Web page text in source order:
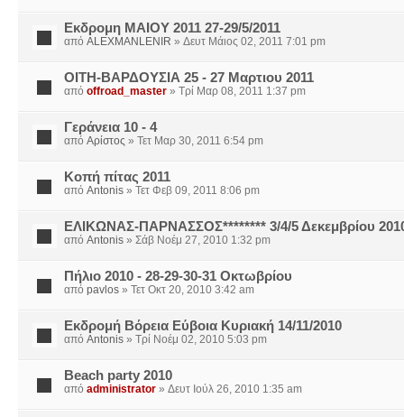
Εκδρομη ΜΑΙΟΥ 2011 27-29/5/2011
από ALEXMANLENIR » Δευτ Μάιος 02, 2011 7:01 pm
ΟΙΤΗ-ΒΑΡΔΟΥΣΙΑ 25 - 27 Μαρτιου 2011
από offroad_master » Τρί Μαρ 08, 2011 1:37 pm
Γεράνεια 10 - 4
από Αρίστος » Τετ Μαρ 30, 2011 6:54 pm
Κοπή πίτας 2011
από Antonis » Τετ Φεβ 09, 2011 8:06 pm
ΕΛΙΚΩΝΑΣ-ΠΑΡΝΑΣΣΟΣ******** 3/4/5 Δεκεμβρίου
από Antonis » Σάβ Νοέμ 27, 2010 1:32 pm
Πήλιο 2010 - 28-29-30-31 Οκτωβρίου
από pavlos » Τετ Οκτ 20, 2010 3:42 am
Εκδρομή Βόρεια Εύβοια Κυριακή 14/11/2010
από Antonis » Τρί Νοέμ 02, 2010 5:03 pm
Beach party 2010
από administrator » Δευτ Ιούλ 26, 2010 1:35 am